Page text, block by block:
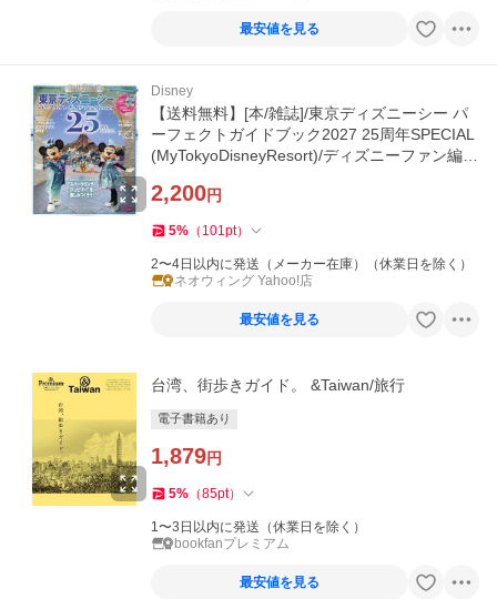
最安値を見る
Disney
【送料無料】[本/雑誌]/東京ディズニーシー パ
ーフェクトガイドブック2027 25周年SPECIAL
(MyTokyoDisneyResort)/ディズニーファン編集
2,200円
5% （ 101pt）
2〜4日以内に発送（メーカー在庫）（休業日を除く）
ネオウィング Yahoo!店
最安値を見る
台湾、街歩きガイド。 &Taiwan/旅行
電子書籍あり
1,879円
5% （85pt）
1〜3日以内に発送（休業日を除く）
bookfanプレミアム
最安値を見る